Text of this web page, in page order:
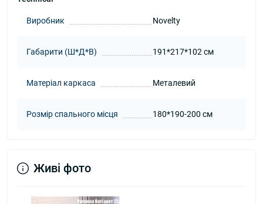
Виробник Novelty
Габарити (Ш*Д*В) 191*217*102 см
Матеріал каркаса Металевий
Розмір спального місця 180*190-200 см
Живі фото